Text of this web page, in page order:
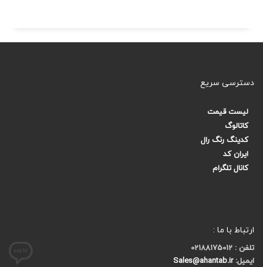
دسترسی سریع
لیست قیمت
کاتالوگ
کدینگ رنگ رال
ایران کد
کانال تلگرام
ارتباط با ما :
تلفن : 02188175012
ایمیل:Sales@ahantab.ir